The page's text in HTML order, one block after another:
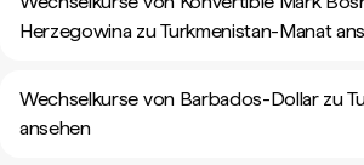
Herzegowina zu Turkmenistan-Manat
Wechselkurse von Barbados-Dollar zu
ansehen